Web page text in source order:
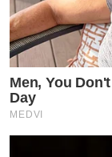
Men, You
Day
MEDVI